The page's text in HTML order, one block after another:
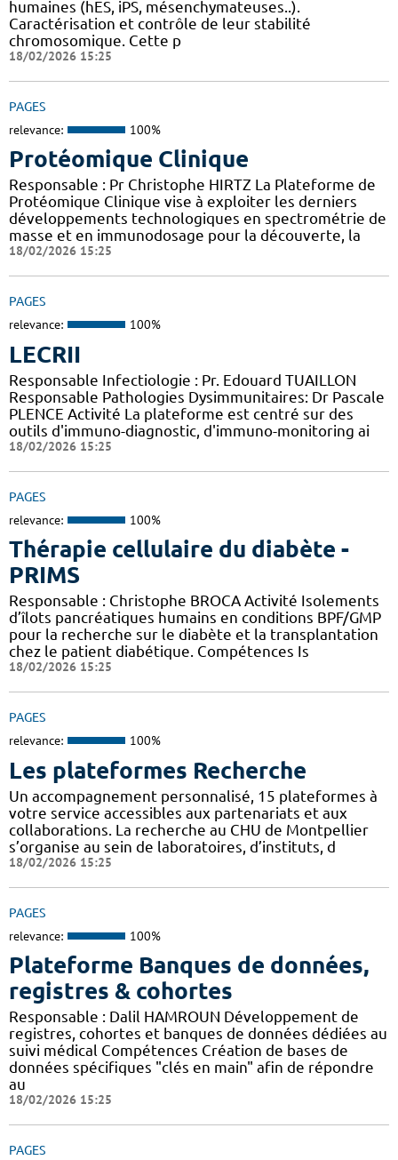
humaines (hES, iPS, mésenchymateuses..).
Caractérisation et contrôle de leur stabilité
chromosomique. Cette p
18/02/2026 15:25
PAGES
relevance: 100%
Protéomique Clinique
Responsable : Pr Christophe HIRTZ La Plateforme de
Protéomique Clinique vise à exploiter les derniers
développements technologiques en spectrométrie de
masse et en immunodosage pour la découverte, la
18/02/2026 15:25
PAGES
relevance: 100%
LECRII
Responsable Infectiologie : Pr. Edouard TUAILLON
Responsable Pathologies Dysimmunitaires: Dr Pascale
PLENCE Activité La plateforme est centré sur des
outils d'immuno-diagnostic, d'immuno-monitoring ai
18/02/2026 15:25
PAGES
relevance: 100%
Thérapie cellulaire du diabète -
PRIMS
Responsable : Christophe BROCA Activité Isolements
d’îlots pancréatiques humains en conditions BPF/GMP
pour la recherche sur le diabète et la transplantation
chez le patient diabétique. Compétences Is
18/02/2026 15:25
PAGES
relevance: 100%
Les plateformes Recherche
Un accompagnement personnalisé, 15 plateformes à
votre service accessibles aux partenariats et aux
collaborations. La recherche au CHU de Montpellier
s’organise au sein de laboratoires, d’instituts, d
18/02/2026 15:25
PAGES
relevance: 100%
Plateforme Banques de données,
registres & cohortes
Responsable : Dalil HAMROUN Développement de
registres, cohortes et banques de données dédiées au
suivi médical Compétences Création de bases de
données spécifiques "clés en main" afin de répondre
au
18/02/2026 15:25
PAGES